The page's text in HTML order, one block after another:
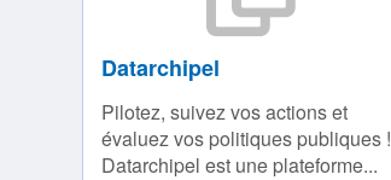
Datarchipel
Pilotez, suivez vos actions et
évaluez vos politiques publiques !
Datarchipel est une plateforme...